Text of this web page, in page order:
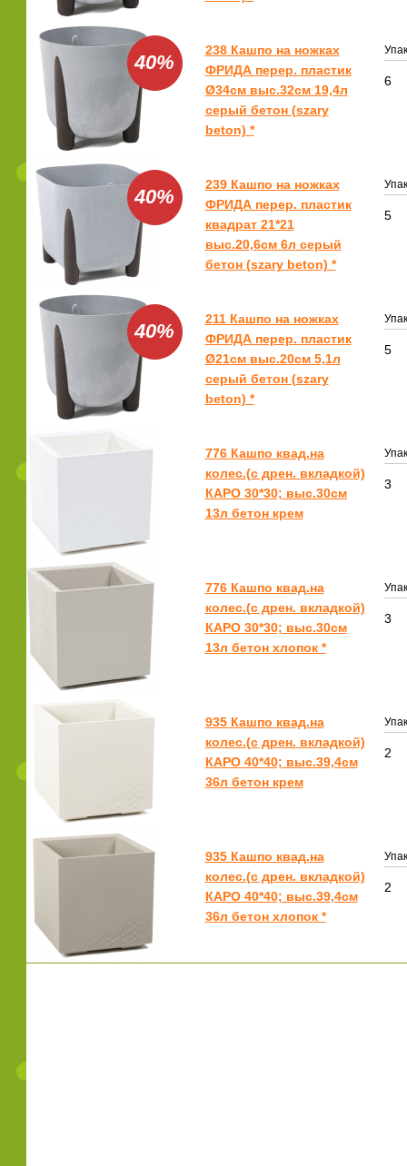
40%
238 Кашпо на ножках
ФРИДА перер. пластик
Ø34см выс.32см 19,4л
серый бетон (szary
beton) *
6
40%
239 Кашпо на ножках
ФРИДА перер. пластик
квадрат 21*21
выс.20,6см 6л серый
бетон (szary beton) *
5
40%
211 Кашпо на ножках
ФРИДА перер. пластик
Ø21см выс.20см 5,1л
серый бетон (szary
beton) *
5
776 Кашпо квад.на
колес.(с дрен. вкладкой)
КАРО 30*30; выс.30см
13л бетон крем
3
776 Кашпо квад.на
колес.(с дрен. вкладкой)
КАРО 30*30; выс.30см
13л бетон хлопок *
3
935 Кашпо квад.на
колес.(с дрен. вкладкой)
КАРО 40*40; выс.39,4см
36л бетон крем
2
935 Кашпо квад.на
колес.(с дрен. вкладкой)
КАРО 40*40; выс.39,4см
36л бетон хлопок *
2